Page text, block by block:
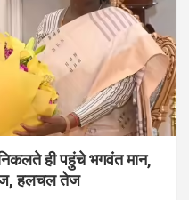
ही पहुंचे भगवंत मान,
हलचल तेज